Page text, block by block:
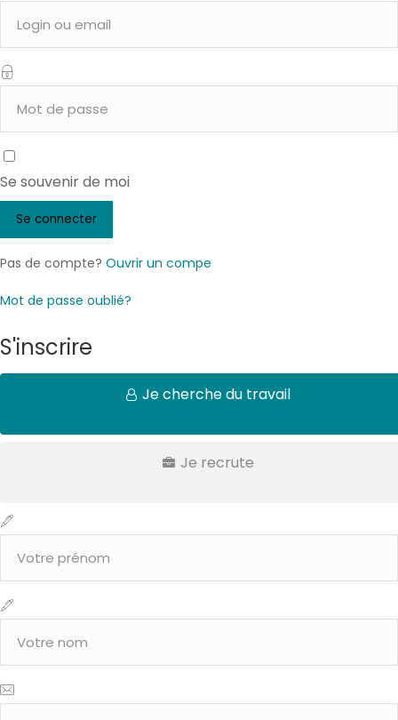
Créer un compte
Se souvenir de moi
Pas de compte? Ouvrir un compe
Mot de passe oublié?
S'inscrire
Je cherche du travail
Je recrute